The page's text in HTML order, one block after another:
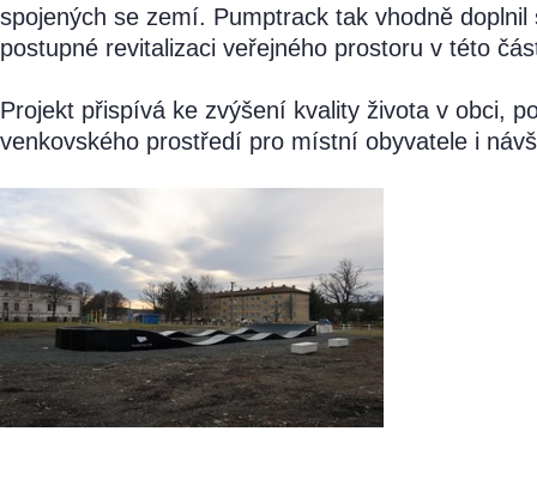
spojených se zemí. Pumptrack tak vhodně
postupné revitalizaci veřejného prostoru v této
Projekt přispívá ke zvýšení kvality života v obci,
venkovského prostředí pro místní obyvatele i